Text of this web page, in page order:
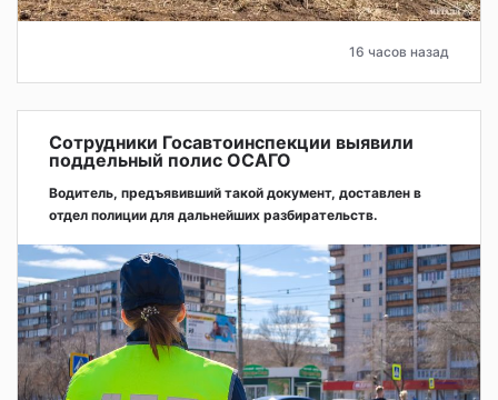
16 часов назад
Сотрудники Госавтоинспекции выявили
поддельный полис ОСАГО
Водитель, предъявивший такой документ, доставлен в
отдел полиции для дальнейших разбирательств.